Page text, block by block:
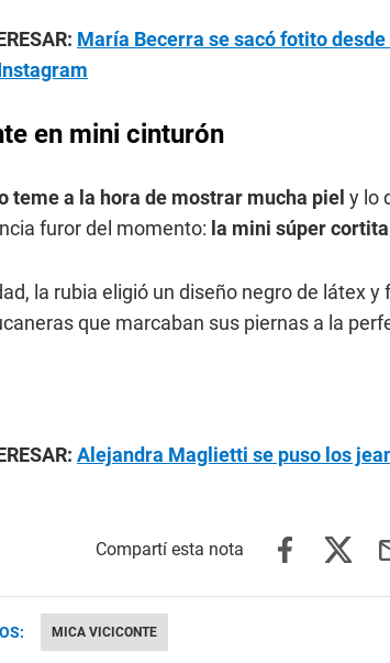
María Becerra se sacó fotito
en mini cinturón
teme a la hora de mostrar mucha piel y lo
furor del momento: la mini súper
la rubia eligió un diseño negro de látex
que marcaban sus piernas a la
Alejandra Maglietti se puso los
MICA VICICONTE